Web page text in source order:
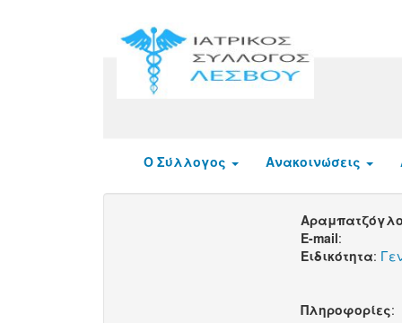
Ο Σύλλογος Ανακοινώσεις
E-mail:
Ειδικότητα:
Πληροφορίες: